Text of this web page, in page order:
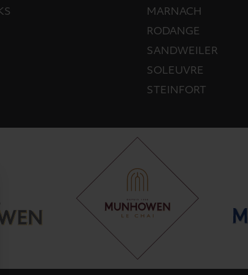
MARNACH
RODANGE
SANDWEILER
SOLEUVRE
STEINFORT